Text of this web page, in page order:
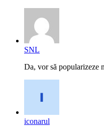
SNL
Da, vor să popularizeze
iconarul